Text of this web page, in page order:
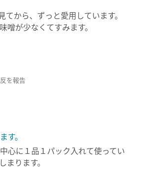
てから、ずっと愛用しています。
噌が少なくてすみます。
を報告
す。
心に１品１パック入れて使ってい
まります。